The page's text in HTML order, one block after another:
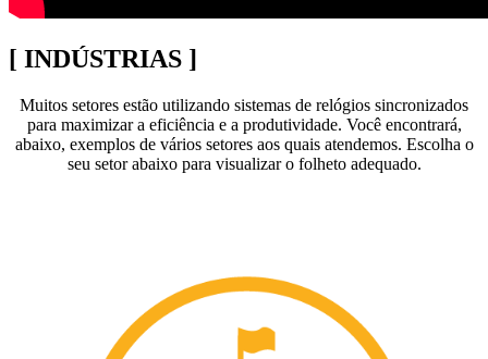
[ INDÚSTRIAS ]
Muitos setores estão utilizando sistemas de relógios sincronizados
para maximizar a eficiência e a produtividade. Você encontrará,
abaixo, exemplos de vários setores aos quais atendemos. Escolha o
seu setor abaixo para visualizar o folheto adequado.